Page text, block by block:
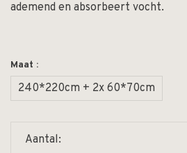
ademend en absorbeert vocht.
Maat :
240*220cm + 2x 60*70cm
Aantal: